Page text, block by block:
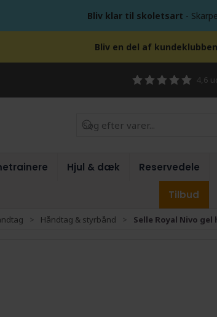
Bliv klar til skoletsart -
Bliv en del af
4,6
Hjul & dæk Reservedele
Tilbud
Håndtag & styrbånd Selle Royal Nivo